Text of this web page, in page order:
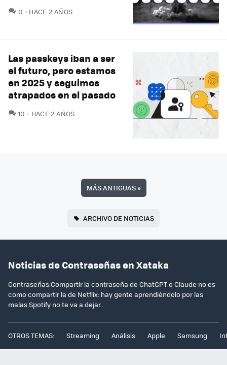
0 COMENTARIOS
HACE 2 AÑOS
Las passkeys iban a ser
el futuro, pero estamos
en 2025 y seguimos
atrapados en el pasado
10 COMENTARIOS
HACE 2 AÑOS
MÁS ANTIGUAS»
ARCHIVO DE NOTICIAS
Noticias de Contraseñas en Xataka
Contraseñas:Compartir la contraseña de ChatGPT o Claude no es
como compartir la de Netflix: hay gente aprendiéndolo por las
malas.Spotify no te va a dejar..
OTROS TEMAS: Streaming Análisis Apple Samsung